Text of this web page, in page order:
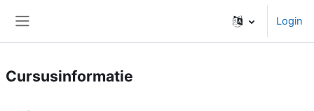
Login
Cursusinformatie